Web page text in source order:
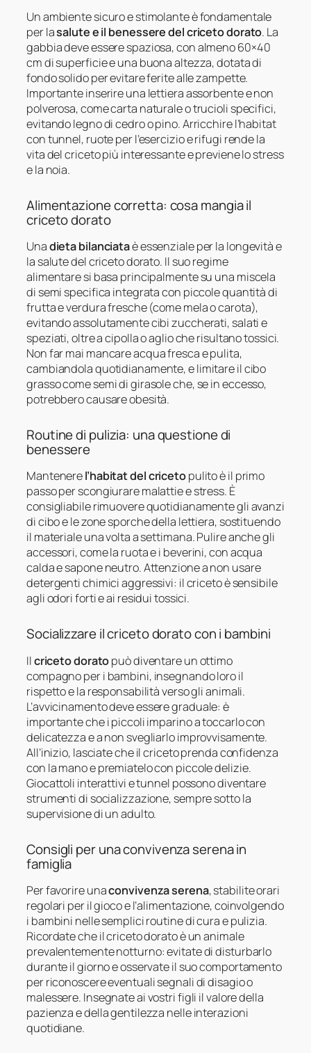
Un ambiente sicuro e stimolante è fondamentale
per lasalute e il benessere del criceto dorato. La
gabbia deve essere spaziosa, con almeno 60×40
cm di superficie e una buona altezza, dotata di
fondo solido per evitare ferite alle zampette.
Importante inserire una lettiera assorbente e non
polverosa, come carta naturale o trucioli specifici,
evitando legno di cedro o pino. Arricchire l’habitat
con tunnel, ruote per l’esercizio e rifugi rende la
vita del criceto più interessante e previene lo stress
e la noia.
Alimentazione corretta: cosa mangia il
criceto dorato
Unadieta bilanciataè essenziale per la longevità e
la salute del criceto dorato. Il suo regime
alimentare si basa principalmente su una miscela
di semi specifica integrata con piccole quantità di
frutta e verdura fresche (come mela o carota),
evitando assolutamente cibi zuccherati, salati e
speziati, oltre a cipolla o aglio che risultano tossici.
Non far mai mancare acqua fresca e pulita,
cambiandola quotidianamente, e limitare il cibo
grasso come semi di girasole che, se in eccesso,
potrebbero causare obesità.
Routine di pulizia: una questione di
benessere
Mantenerel’habitat del cricetopulito è il primo
passo per scongiurare malattie e stress. È
consigliabile rimuovere quotidianamente gli avanzi
di cibo e le zone sporche della lettiera, sostituendo
il materiale una volta a settimana. Pulire anche gli
accessori, come la ruota e i beverini, con acqua
calda e sapone neutro. Attenzione a non usare
detergenti chimici aggressivi: il criceto è sensibile
agli odori forti e ai residui tossici.
Socializzare il criceto dorato con i bambini
Ilcriceto doratopuò diventare un ottimo
compagno per i bambini, insegnando loro il
rispetto e la responsabilità verso gli animali.
L’avvicinamento deve essere graduale: è
importante che i piccoli imparino a toccarlo con
delicatezza e a non svegliarlo improvvisamente.
All’inizio, lasciate che il criceto prenda confidenza
con la mano e premiatelo con piccole delizie.
Giocattoli interattivi e tunnel possono diventare
strumenti di socializzazione, sempre sotto la
supervisione di un adulto.
Consigli per una convivenza serena in
famiglia
Per favorire unaconvivenza serena, stabilite orari
regolari per il gioco e l’alimentazione, coinvolgendo
i bambini nelle semplici routine di cura e pulizia.
Ricordate che il criceto dorato è un animale
prevalentemente notturno: evitate di disturbarlo
durante il giorno e osservate il suo comportamento
per riconoscere eventuali segnali di disagio o
malessere. Insegnate ai vostri figli il valore della
pazienza e della gentilezza nelle interazioni
quotidiane.